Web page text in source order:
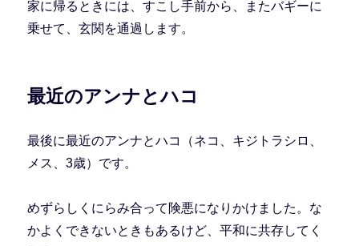
家に帰るときには、すこし手前から、またバギーに
乗せて、玄関を通過します。
最近のアンナとハコ
最後に最近のアンナとハコ（ネコ、キジトラシロ、
メス、3歳）です。
めずらしくにらみ合って険悪になりかけました。な
かよくできないときもあるけど、平和に共存してく